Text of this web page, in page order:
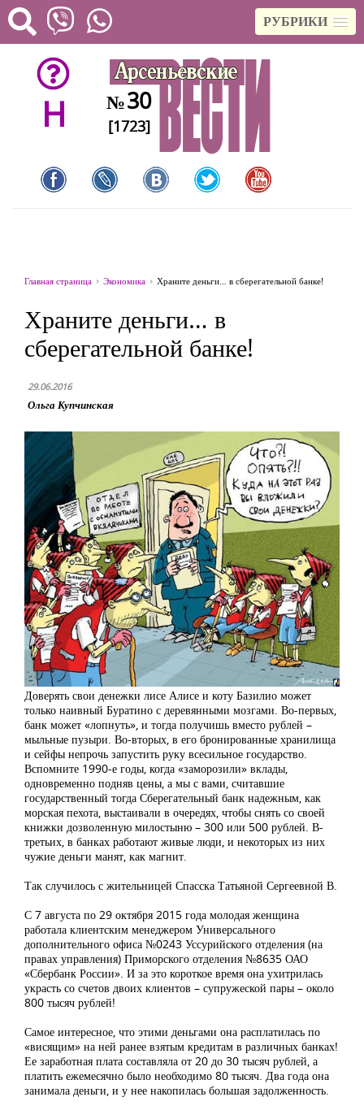
РУБРИКИ
H №30
[1723]
Главная страница Экономика Храните деньги… в сберегательной банке!
Храните деньги… в
сберегательной банке!
29.06.2016
Ольга Купчинская
Доверять свои денежки лисе Алисе и коту Базилио может
только наивный Буратино с деревянными мозгами. Во-первых,
банк может «лопнуть», и тогда получишь вместо рублей –
мыльные пузыри. Во-вторых, в его бронированные хранилища
и сейфы непрочь запустить руку всесильное государство.
Вспомните 1990-е годы, когда «заморозили» вклады,
одновременно подняв цены, а мы с вами, считавшие
государственный тогда Сберегательный банк надежным, как
морская пехота, выстаивали в очередях, чтобы снять со своей
книжки дозволенную милостыню – 300 или 500 рублей. В-
третьих, в банках работают живые люди, и некоторых из них
чужие деньги манят, как магнит.
Так случилось с жительницей Спасска Татьяной Сергеевной В.
С 7 августа по 29 октября 2015 года молодая женщина
работала клиентским менеджером Универсального
дополнительного офиса №0243 Уссурийского отделения (на
правах управления) Приморского отделения №8635 ОАО
«Сбербанк России». И за это короткое время она ухитрилась
украсть со счетов двоих клиентов – супружеской пары – около
800 тысяч рублей!
Самое интересное, что этими деньгами она расплатилась по
«висящим» на ней ранее взятым кредитам в различных банках!
Ее заработная плата составляла от 20 до 30 тысяч рублей, а
платить ежемесячно было необходимо 80 тысяч. Два года она
занимала деньги, и у нее накопилась большая задолженность.